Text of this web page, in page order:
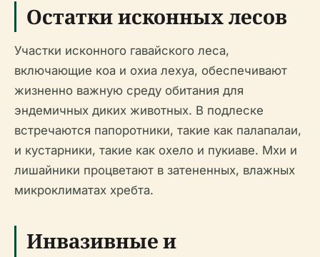
Остатки исконных лесов
Участки исконного гавайского леса,
включающие коа и охиа лехуа, обеспечивают
жизненно важную среду обитания для
эндемичных диких животных. В подлеске
встречаются папоротники, такие как палапалаи,
и кустарники, такие как охело и пукиаве. Мхи и
лишайники процветают в затененных, влажных
микроклиматах хребта.
Инвазивные и